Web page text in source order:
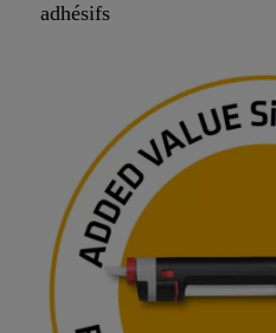
adhésifs